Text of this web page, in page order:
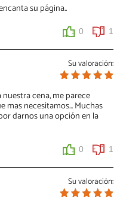
su página..
0 1
Su valoración:
cena, me parece
mas necesitamos... Muchas
darnos una opción en la
0 1
Su valoración: